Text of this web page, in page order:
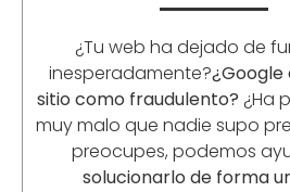
¿Tu web ha dejado de
inesperadamente?
sitio como fraudulento? ¿Ha
muy malo que nadie supo
preocupes, podemos
solucionarlo de forma